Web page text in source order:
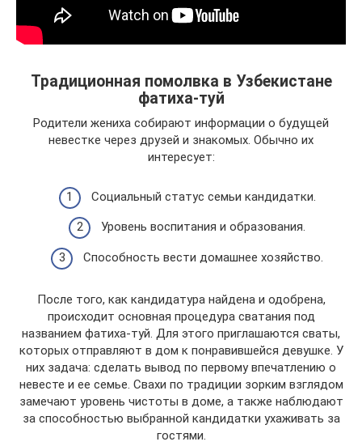
Традиционная помолвка в Узбекистане
фатиха-туй
Родители жениха собирают информации о будущей
невестке через друзей и знакомых. Обычно их
интересует:
Социальный статус семьи кандидатки.
Уровень воспитания и образования.
Способность вести домашнее хозяйство.
После того, как кандидатура найдена и одобрена,
происходит основная процедура сватания под
названием фатиха-туй. Для этого приглашаются сваты,
которых отправляют в дом к понравившейся девушке. У
них задача: сделать вывод по первому впечатлению о
невесте и ее семье. Свахи по традиции зорким взглядом
замечают уровень чистоты в доме, а также наблюдают
за способностью выбранной кандидатки ухаживать за
гостями.